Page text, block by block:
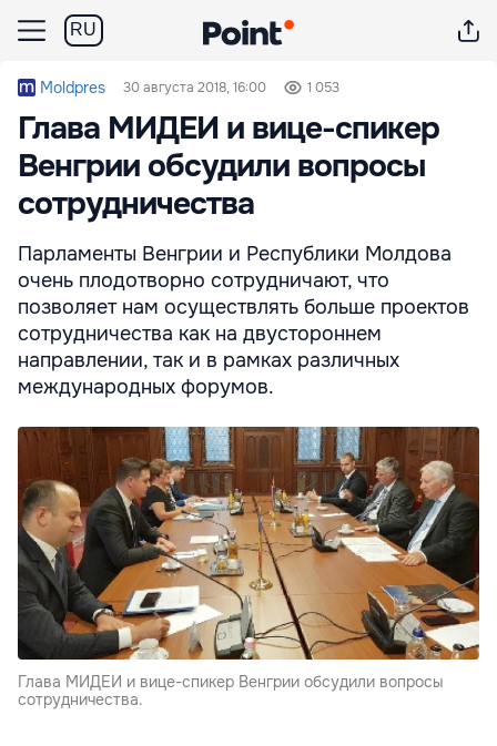
RU
Moldpres 30 августа 2018, 16:00 1 053
Глава МИДЕИ и вице-спикер
Венгрии обсудили вопросы
сотрудничества
Парламенты Венгрии и Республики Молдова
очень плодотворно сотрудничают, что
позволяет нам осуществлять больше проектов
сотрудничества как на двустороннем
направлении, так и в рамках различных
международных форумов.
Глава МИДЕИ и вице-спикер Венгрии обсудили вопросы
сотрудничества.